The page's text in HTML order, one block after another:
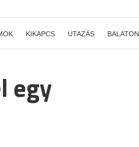
KIKAPCS UTAZÁS BALATON
egy